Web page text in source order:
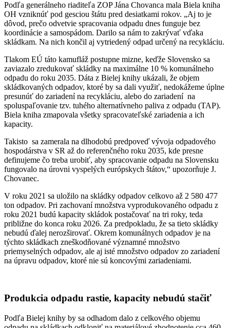
Podľa generálneho riaditeľa ZOP Jána Chovanca mala Biela kniha
OH vzniknúť pod gesciou štátu pred desiatkami rokov. „Aj to je
dôvod, prečo odvetvie spracovania odpadu dnes funguje bez
koordinácie a samospádom. Darilo sa nám to zakrývať vďaka
skládkam. Na nich končil aj vytriedený odpad určený na recykláciu.
Tlakom EÚ táto kamufláž postupne mizne, keďže Slovensko sa
zaviazalo zredukovať skládky na maximálne 10 % komunálneho
odpadu do roku 2035. Dáta z Bielej knihy ukázali, že objem
skládkovaných odpadov, ktoré by sa dali využiť, nedokážeme úplne
presunúť do zariadení na recykláciu, alebo do zariadení na
spoluspaľovanie tzv. tuhého alternatívneho paliva z odpadu (TAP).
Biela kniha zmapovala všetky spracovateľské zariadenia a ich
kapacity.
Takisto sa zamerala na dlhodobú predpoveď vývoja odpadového
hospodárstva v SR až do referenčného roku 2035, kde presne
definujeme čo treba urobiť, aby spracovanie odpadu na Slovensku
fungovalo na úrovni vyspelých európskych štátov,“ upozorňuje J.
Chovanec.
V roku 2021 sa uložilo na skládky odpadov celkovo až 2 580 477
ton odpadov. Pri zachovaní množstva vyprodukovaného odpadu z
roku 2021 budú kapacity skládok postačovať na tri roky, teda
približne do konca roku 2026. Za predpokladu, že sa tieto skládky
nebudú ďalej nerozširovať. Okrem komunálnych odpadov je na
týchto skládkach zneškodňované významné množstvo
priemyselných odpadov, ale aj isté množstvo odpadov zo zariadení
na úpravu odpadov, ktoré nie sú koncovými zariadeniami.
Produkcia odpadu rastie, kapacity nebudú stačiť
Podľa Bielej knihy by sa odhadom dalo z celkového objemu